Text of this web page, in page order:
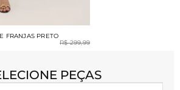
FRANJAS PRETO
R$ 299,99
PEÇAS